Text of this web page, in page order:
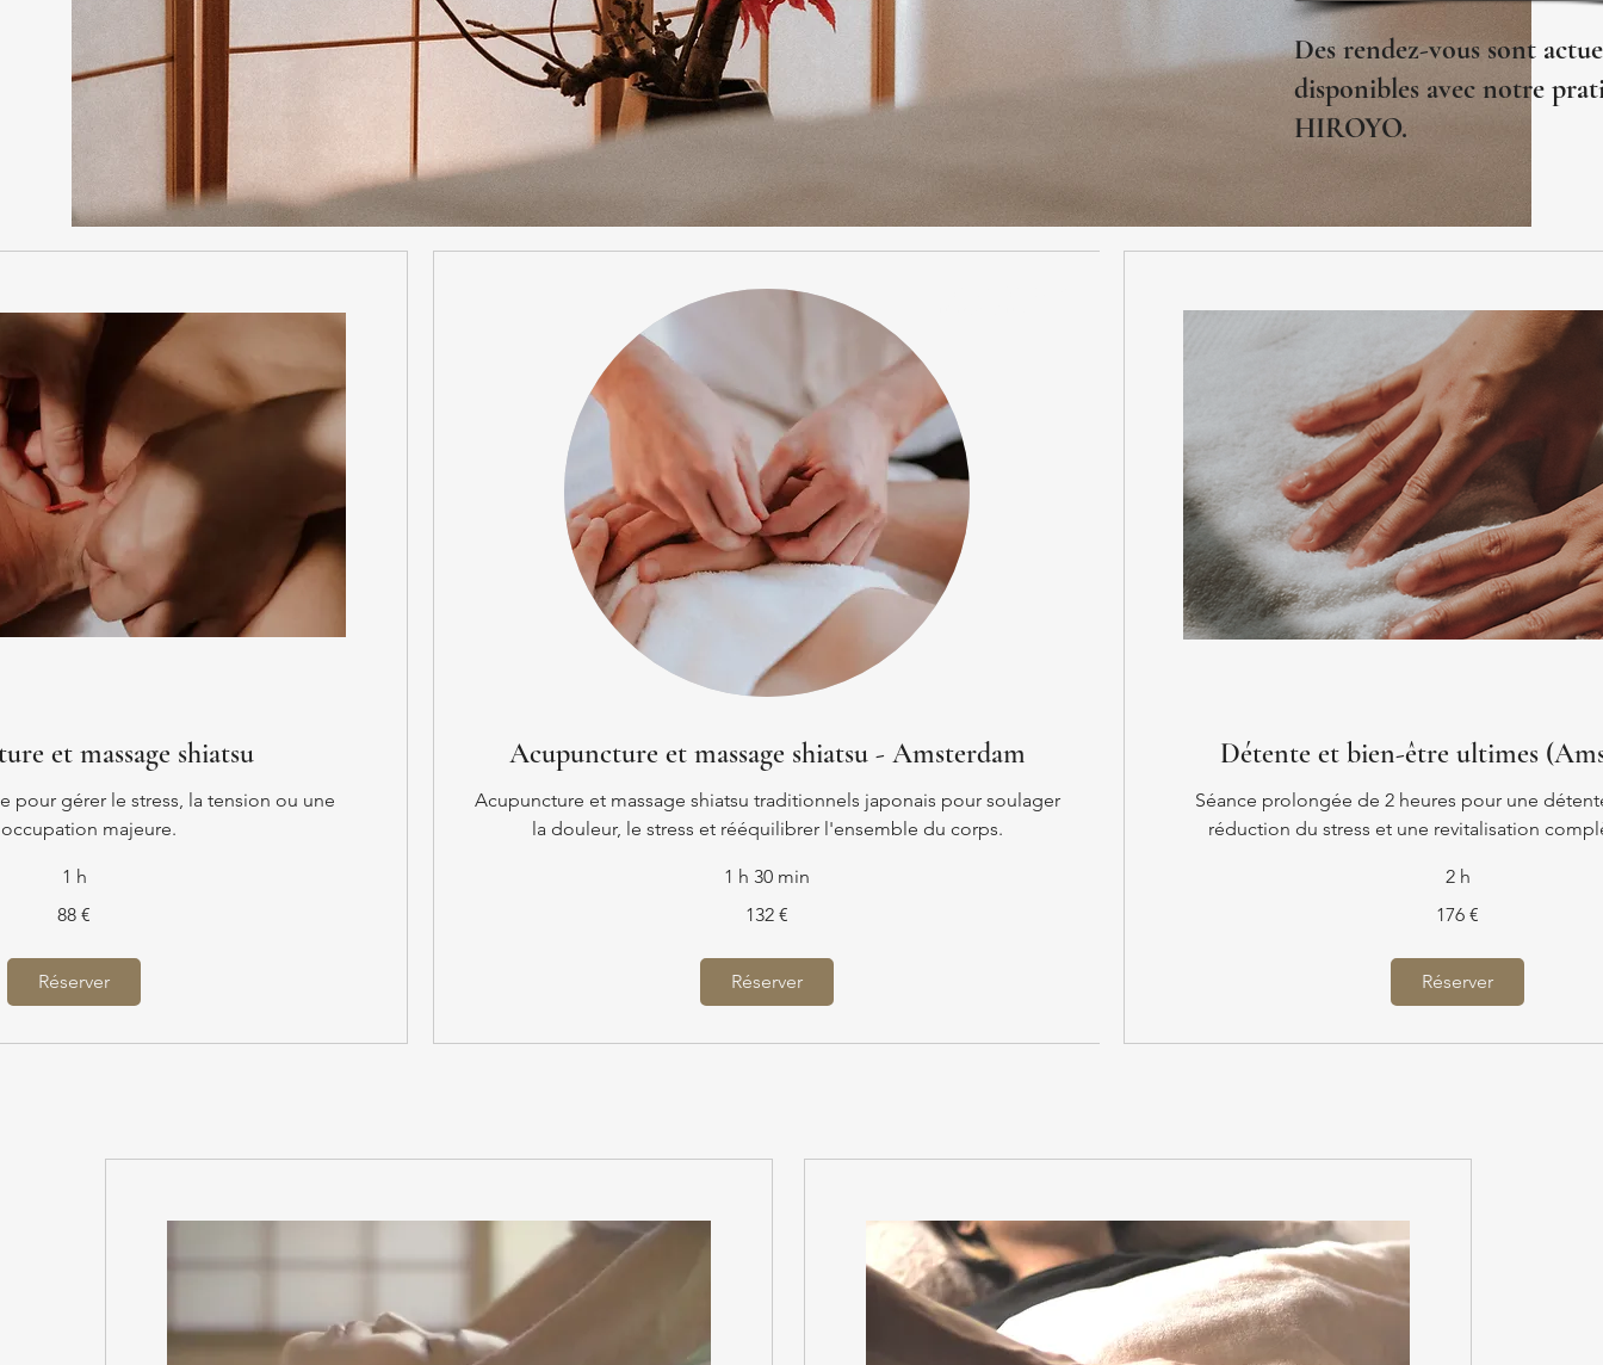
Des rendez-vous sont
disponibles avec notre
HIROYO.
Acupuncture et massage shiatsu - Amsterdam
Acupuncture et massage shiatsu traditionnels japonais pour soulager
la douleur, le stress et rééquilibrer l'ensemble du corps.
1 h 30 min
132 €
Réserver
et massage shiatsu
pour gérer le stress, la tension ou une
majeure.
1 h
88 €
Réserver
Détente et bien-être ultimes
Séance prolongée de 2 heures pour une
réduction du stress et une revitalisation
2 h
176 €
Réserver